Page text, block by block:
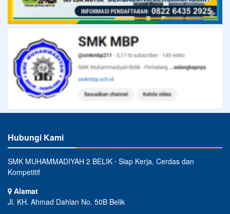
Hubungi Kami
SMK MUHAMMADIYAH 2 BELIK ⋅ Siap Kerja, Cerdas dan
Kompetitif
Alamat
Jl. KH. Ahmad Dahlan No. 50B Belik